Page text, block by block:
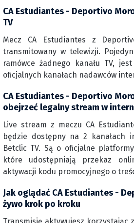
CA Estudiantes - Deportivo
TV
Mecz CA Estudiantes z
transmitowany w telewizji.
ramówce żadnego kanału TV,
oficjalnych kanałach nadawców
CA Estudiantes - Deportivo
obejrzeć legalny stream w
Live stream z meczu CA
będzie dostępny na 2 kanałach
Betclic TV. Są o oficjalne
które udostępniają przekaz
aktywacji kodu promocyjnego o treści
Jak oglądać CA Estudiantes -
żywo krok po kroku